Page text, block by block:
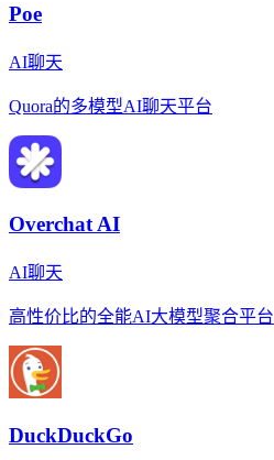
Poe
AI聊天
Quora的多模型AI聊天平台
Overchat AI
AI聊天
高性价比的全能AI大模型聚合平台
DuckDuckGo